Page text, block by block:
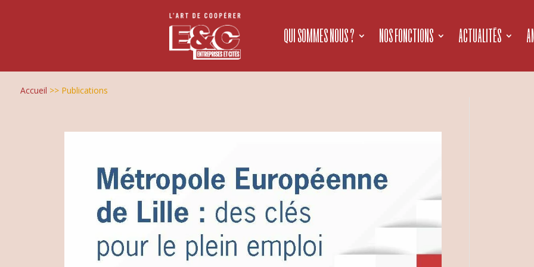
QUI SOMMES NOUS ? NOS FONCTIONS ACTUALITÉS
Accueil >> Publications